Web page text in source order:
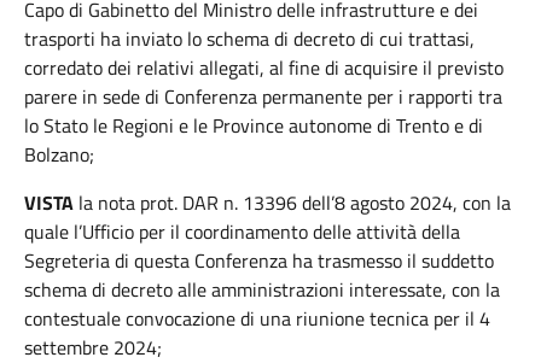
Capo di Gabinetto del Ministro delle infrastrutture e dei
trasporti ha inviato lo schema di decreto di cui trattasi,
corredato dei relativi allegati, al fine di acquisire il previsto
parere in sede di Conferenza permanente per i rapporti tra
lo Stato le Regioni e le Province autonome di Trento e di
Bolzano;
VISTA la nota prot. DAR n. 13396 dell’8 agosto 2024, con la
quale l’Ufficio per il coordinamento delle attività della
Segreteria di questa Conferenza ha trasmesso il suddetto
schema di decreto alle amministrazioni interessate, con la
contestuale convocazione di una riunione tecnica per il 4
settembre 2024;